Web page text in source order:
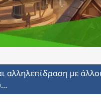
αλληλεπίδραση με